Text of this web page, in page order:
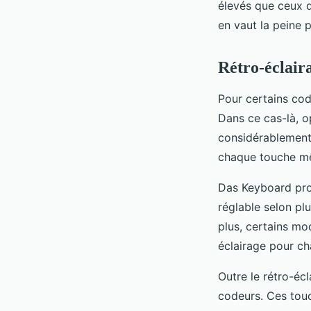
élevés que ceux
en vaut la peine
Rétro-
Pour certains
Dans ce cas-là,
chaque touche
Das Keyboard
réglable selon
plus, certains
éclairage pour
Outre le rétro-
codeurs. Ces